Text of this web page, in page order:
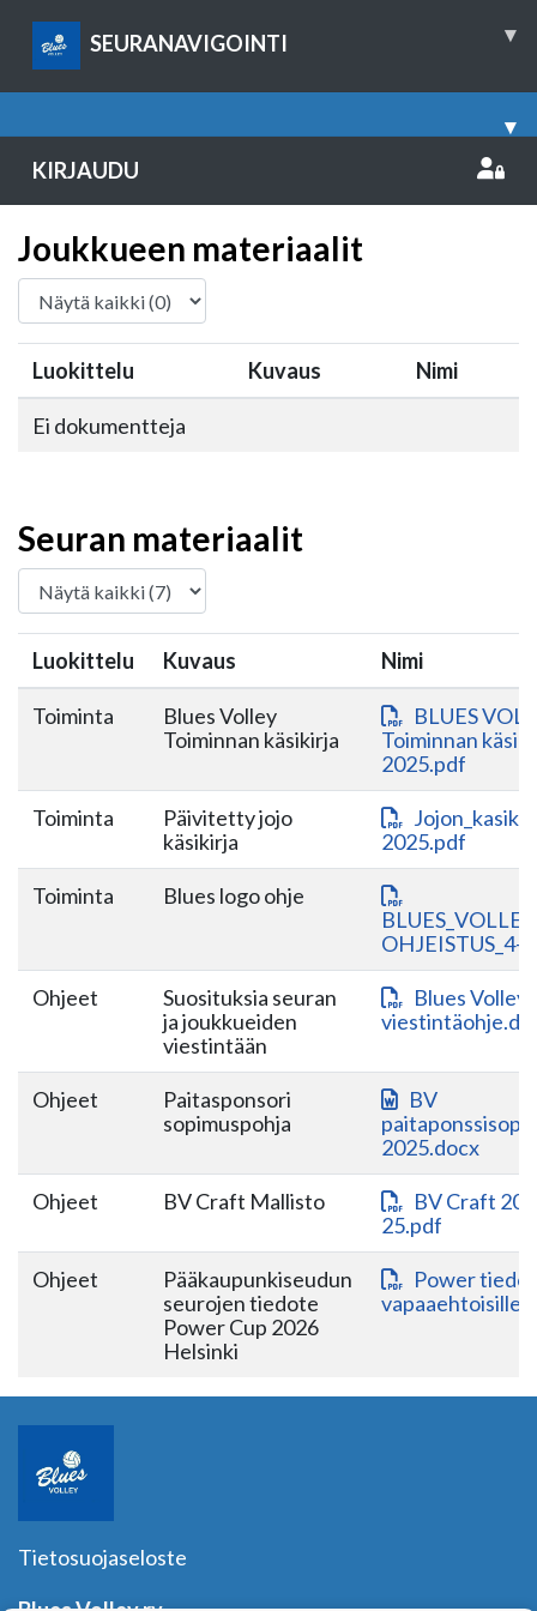
SEURANAVIGOINTI ▾
▾
KIRJAUDU
Joukkueen materiaalit
Luokittelu Kuvaus Nimi
Ei dokumentteja
Seuran materiaalit
Luokittelu Kuvaus Nimi
Toiminta
Blues Volley
Toiminnan käsikirja
BLUES
Toiminnan
2025.pdf
Toiminta
Päivitetty jojo
käsikirja
2025.pdf
Toiminta
Blues logo ohje
OHJEISTUS_4-
Ohjeet
Suosituksia seuran
ja joukkueiden
viestintään
Blues Volley
Ohjeet
Paitasponsori
sopimuspohja
BV
2025.docx
Ohjeet BV Craft Mallisto
BV Craft
25.pdf
Ohjeet
Pääkaupunkiseudun
seurojen tiedote
Power Cup 2026
Helsinki
Power
Tietosuojaseloste